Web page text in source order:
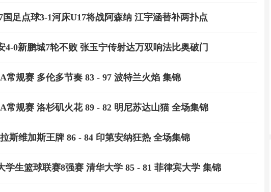
国足点球3-1河床U17将战阿森纳 江宇涵替补两扑点
4-0新鹏城7轮不败 张玉宁传射达万双响法比奥破门
常规赛 多伦多节奏 83 - 97 波特兰火焰 集锦
常规赛 洛杉矶火花 89 - 82 明尼苏达山猫 全场集锦
斯维加斯王牌 86 - 84 印第安纳狂热 全场集锦
学生篮球联赛8强赛 清华大学 85 - 81 菲律宾大学 集锦